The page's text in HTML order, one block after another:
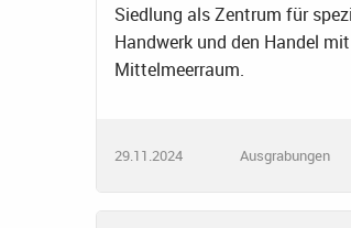
Siedlung als Zentrum für
Handwerk und den Handel
Mittelmeerraum.
29.11.2024 Ausgrabungen